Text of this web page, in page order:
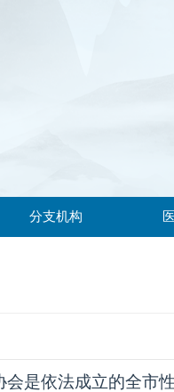
分支机构
会是依法成立的全市